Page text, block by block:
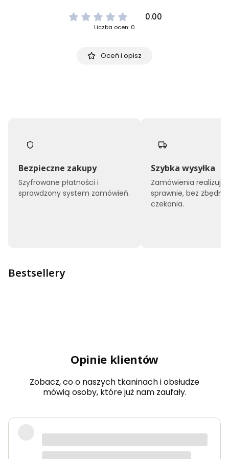
0.00
Liczba ocen: 0
Oceń i opisz
Bezpieczne zakupy
Szyfrowane płatności i
sprawdzony system zamówień.
Szybka wysyłka
Zamówienia
sprawnie, bez
czekania.
Bestsellery
Opinie klientów
Zobacz, co o naszych tkaninach i obsłudze
mówią osoby, które już nam zaufały.
Bardzo dobra jakość tkanin, kolory
dokładnie takie jak na zdjęciach.